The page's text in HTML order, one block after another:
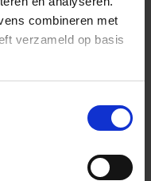
combineren met
verzameld op basis